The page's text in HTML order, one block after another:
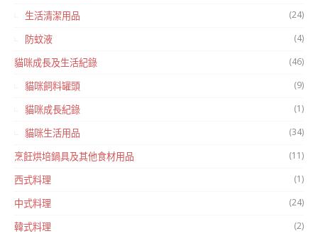
生活清潔用品 (24)
防蚊液 (4)
貓咪成長及生活紀錄 (46)
貓咪飼料罐頭 (9)
貓咪成長紀錄 (1)
貓咪生活用品 (34)
烹飪烘培鍋具及其他食材用品 (11)
西式料理 (1)
中式料理 (24)
韓式料理 (2)